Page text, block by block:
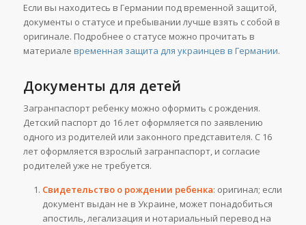
Если вы находитесь в Германии под временной защитой,
документы о статусе и пребывании лучше взять с собой в
оригинале. Подробнее о статусе можно прочитать в
материале временная защита для украинцев в Германии.
Документы для детей
Загранпаспорт ребенку можно оформить с рождения.
Детский паспорт до 16 лет оформляется по заявлению
одного из родителей или законного представителя. С 16
лет оформляется взрослый загранпаспорт, и согласие
родителей уже не требуется.
Свидетельство о рождении ребенка: оригинал; если
документ выдан не в Украине, может понадобиться
апостиль, легализация и нотариальный перевод на